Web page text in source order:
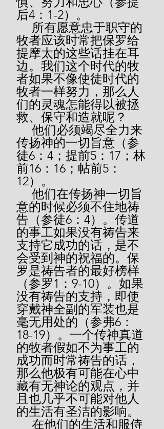
后4：1-2）。
牧者应该时常把保罗给
提摩太的这些话挂在耳
边。我们这个时代的牧
者如果不像使徒时代的
牧者一样努力，那么人
们的灵魂怎能得以被拯
救、保守和造就呢？
传扬神的一切旨意（参
徒6：4；提前5：17；林
前16：16；帖前5：
12）。
意的时候必须不住地祷
告（参徒6：4）。传道
的事工如果没有祷告来
支持它成功的话，是不
会受到神的祝福的。保
罗是祷告者的最好榜样
（参罗1：9-10）。如果
没有祷告的支持，即使
穿戴神全副的军装也是
毫无用处的（参弗6：
18-19）。一个传神真道
的牧者假如不为事工的
成功而时常祷告的话，
那么他极有可能在心中
藏有无神论的观点，并
且也几乎不可能对他人
的生活有圣洁的影响。